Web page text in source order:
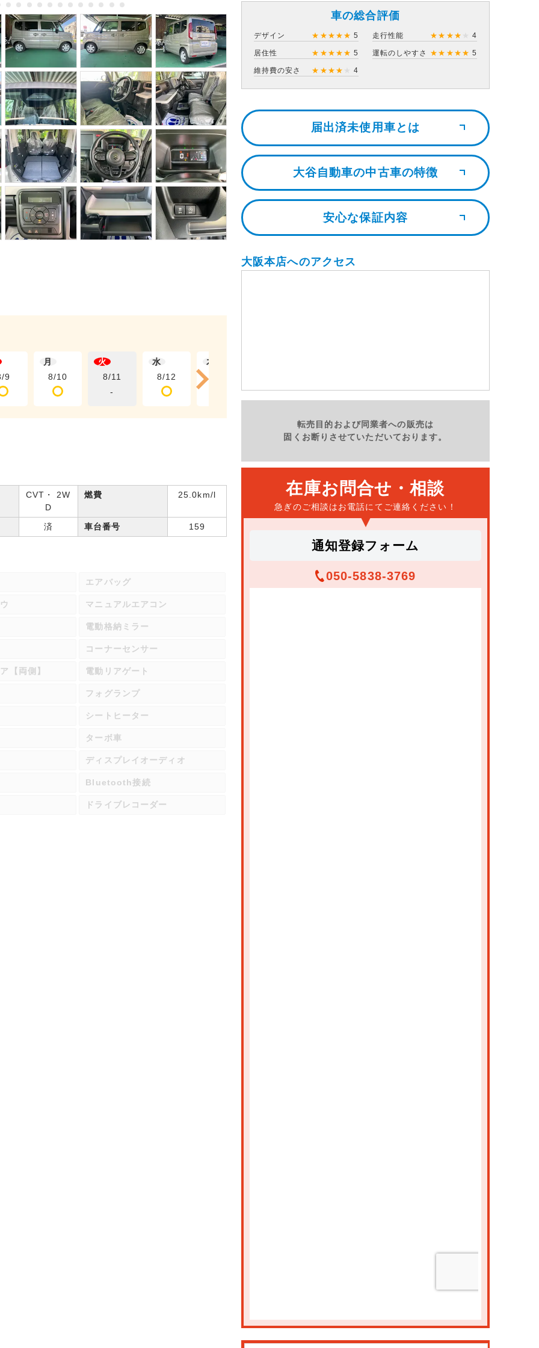
車の総合評価
デザイン ★ ★ ★ ★ ★ 5 走行性能 ★ ★ ★ ★ 4
居住性 ★ ★ ★ ★ ★ 5 運転のしやすさ ★ ★ ★ ★ ★ 5
維持費の安さ ★ ★ ★ ★ 4
届出済未使用車とは
大谷自動車の中古車の特徴
安心な保証内容
大阪本店へのアクセス
転売目的および同業者への販売は
固くお断りさせていただいております。
在庫お問合せ・相談
急ぎのご相談はお電話にてご連絡ください！
通知登録フォーム
050-5838-3769
9
月
8/10
火
8/11
-
水
8/12
木
CVT・ 2W
D
燃費 25.0km/l
済 車台番号 159
エアバッグ
マニュアルエアコン
電動格納ミラー
コーナーセンサー
【両側】 電動リアゲート
フォグランプ
シートヒーター
ターボ車
ディスプレイオーディオ
Bluetooth接続
ドライブレコーダー